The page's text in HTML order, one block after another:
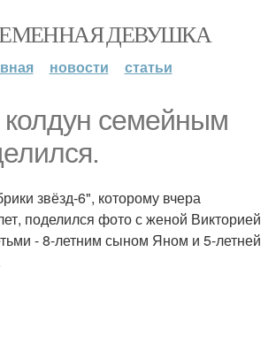
ДЕВУШКА
новости статьи
семейным
звёзд-6", которому вчера
поделился фото с женой Викторией
- 8-летним сыном Яном и 5-летней